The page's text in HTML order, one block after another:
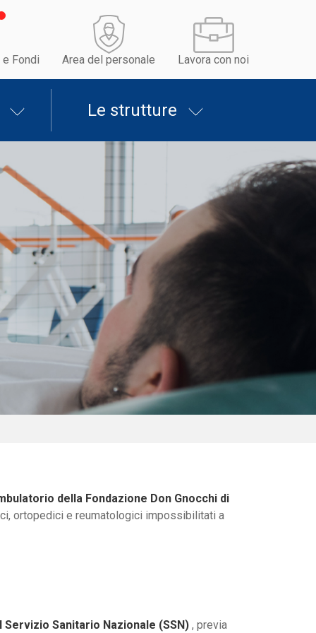
Fondi Area del personale Lavora con noi
Le strutture
della Fondazione Don Gnocchi di
ortopedici e reumatologici impossibilitati a
Sanitario Nazionale (SSN) , previa